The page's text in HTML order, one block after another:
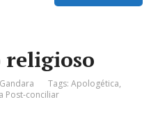
religioso
Tags:Apologética,
Post-conciliar